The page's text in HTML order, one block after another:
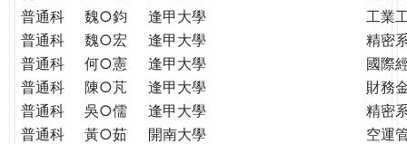
普通科
魏○鈞 逢甲大學
工業
普通科
魏○宏 逢甲大學
精密
普通科
何○憲 逢甲大學
國際
普通科
陳○芃 逢甲大學
財務
普通科
吳○儒 逢甲大學
精密
普通科
黃○茹 開南大學
空運